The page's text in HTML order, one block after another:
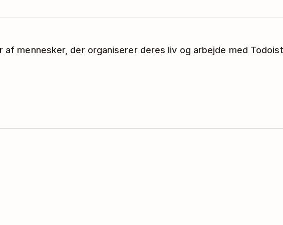
af mennesker, der organiserer deres liv og arbejde med